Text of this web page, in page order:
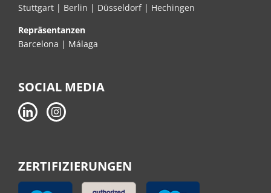
Stuttgart | Berlin | Düsseldorf | Hechingen
Repräsentanzen
Barcelona | Málaga
SOCIAL MEDIA
ZERTIFIZIERUNGEN